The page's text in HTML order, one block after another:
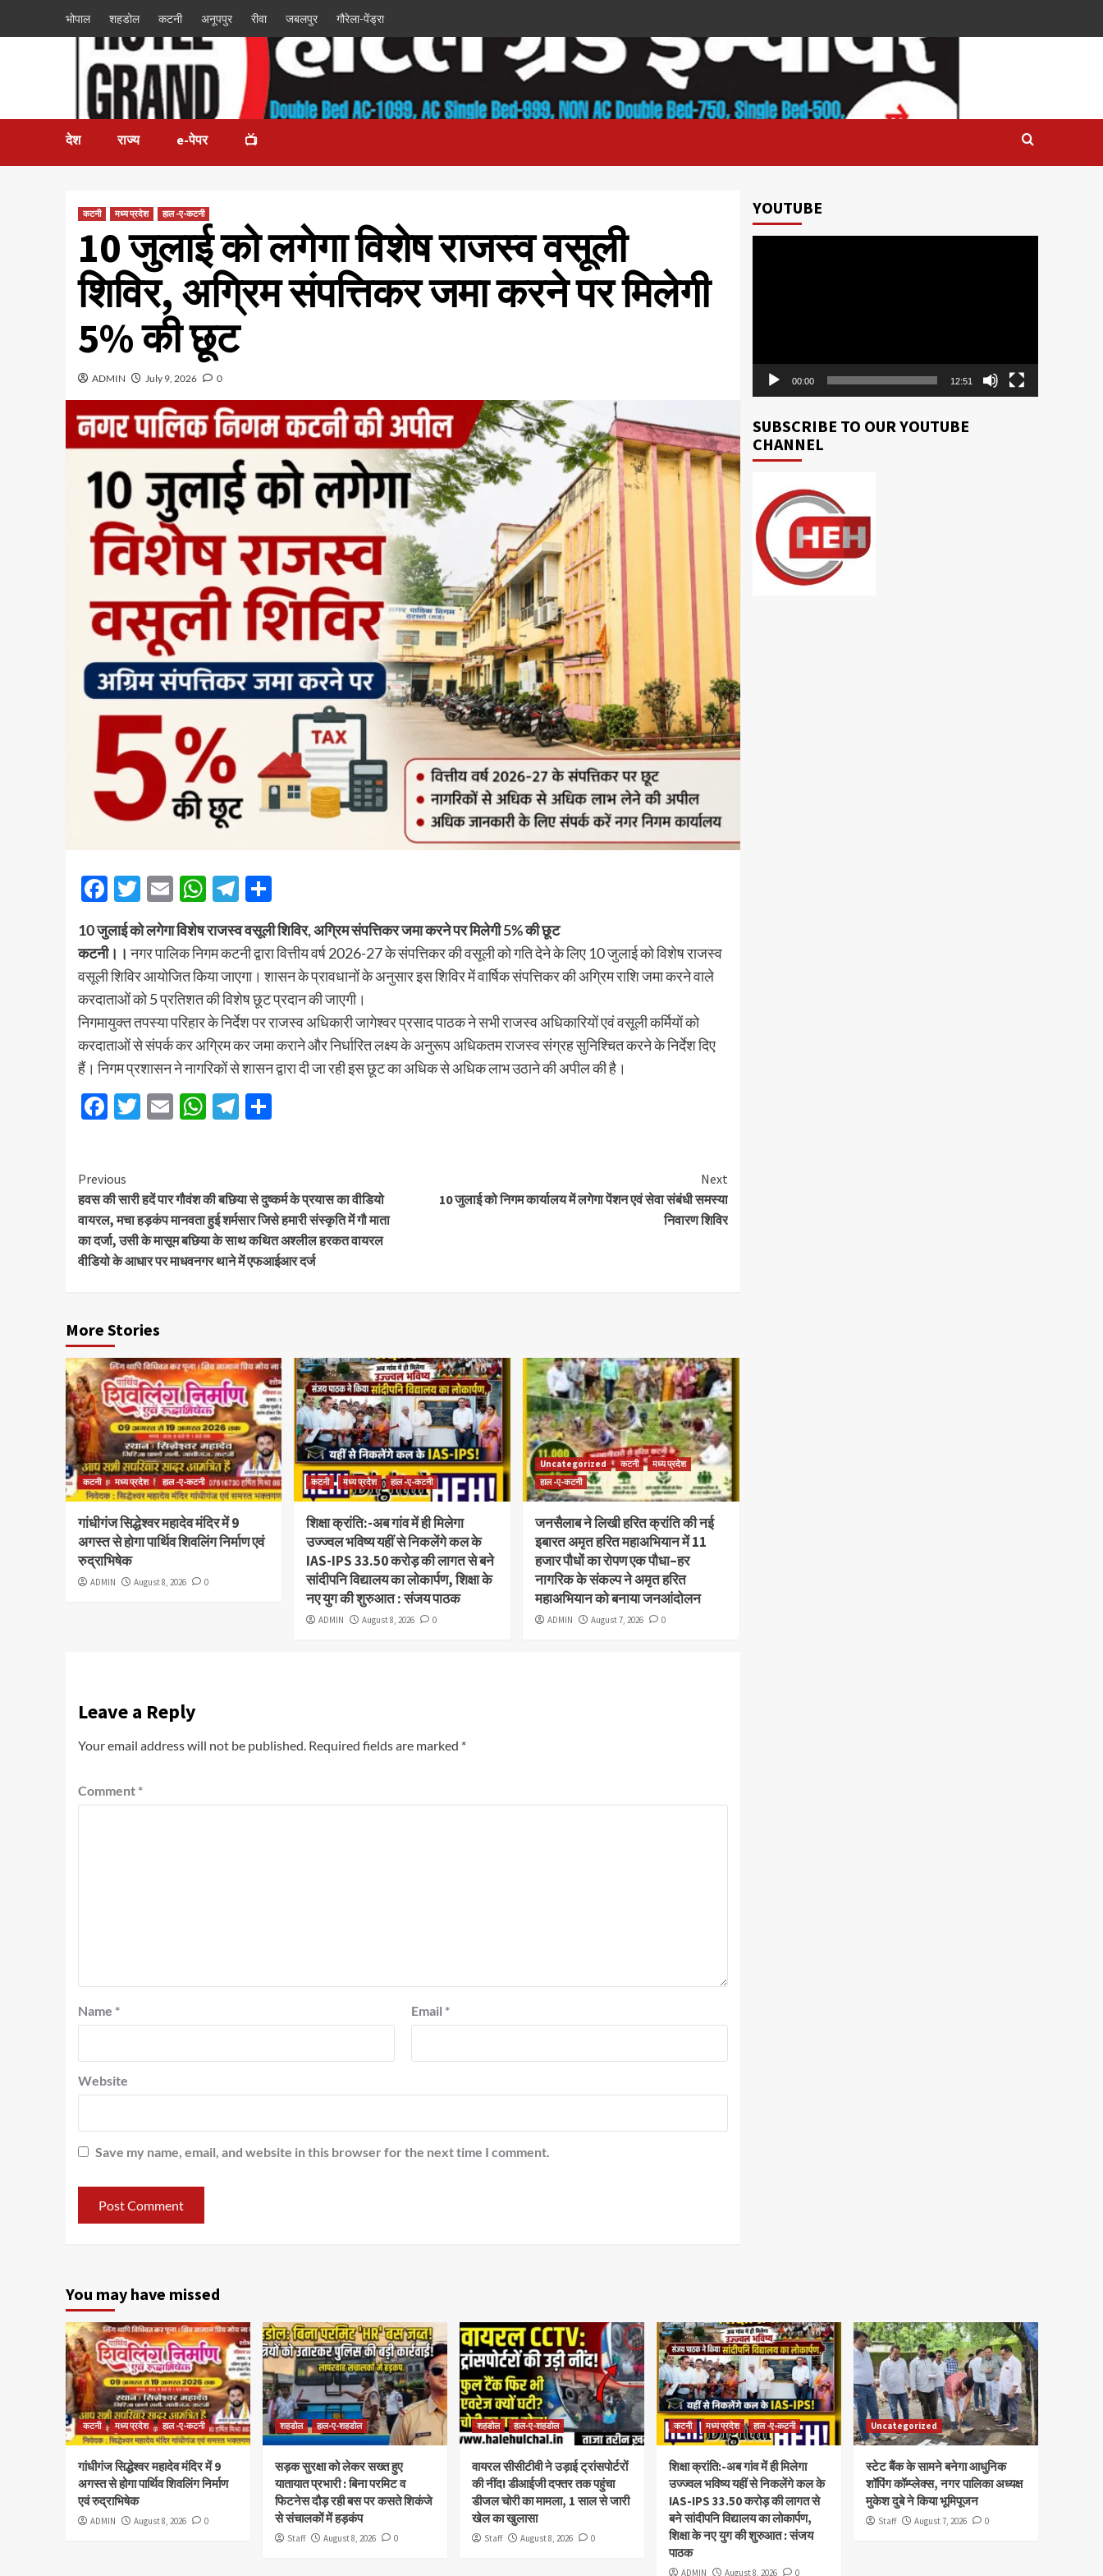
भोपाल शहडोल कटनी अनूपपुर रीवा जबलपुर गौरेला-पेंड्रा
देश राज्य e-पेपर 📺
कटनी मध्य प्रदेश हाल -ए-कटनी
10 जुलाई को लगेगा विशेष राजस्व वसूली
शिविर, अग्रिम संपत्तिकर जमा करने पर मिलेगी
5% की छूट
ADMIN July 9, 2026 0
Facebook
Twitter
EmailWhatsApp
Telegram
Share
10 जुलाई को लगेगा विशेष राजस्व वसूली शिविर, अग्रिम संपत्तिकर जमा करने पर मिलेगी 5% की छूट
कटनी।।नगर पालिक निगम कटनी द्वारा वित्तीय वर्ष 2026-27 के संपत्तिकर की वसूली को गति देने के लिए 10 जुलाई को विशेष राजस्व
वसूली शिविर आयोजित किया जाएगा। शासन के प्रावधानों के अनुसार इस शिविर में वार्षिक संपत्तिकर की अग्रिम राशि जमा करने वाले
करदाताओं को 5 प्रतिशत की विशेष छूट प्रदान की जाएगी।
निगमायुक्त तपस्या परिहार के निर्देश पर राजस्व अधिकारी जागेश्वर प्रसाद पाठक ने सभी राजस्व अधिकारियों एवं वसूली कर्मियों को
करदाताओं से संपर्क कर अग्रिम कर जमा कराने और निर्धारित लक्ष्य के अनुरूप अधिकतम राजस्व संग्रह सुनिश्चित करने के निर्देश दिए
हैं। निगम प्रशासन ने नागरिकों से शासन द्वारा दी जा रही इस छूट का अधिक से अधिक लाभ उठाने की अपील की है।
Facebook
Twitter
EmailWhatsApp
Telegram
Share
Previous
हवस की सारी हदें पार गौवंश की बछिया से दुष्कर्म के प्रयास का वीडियो
वायरल, मचा हड़कंप मानवता हुई शर्मसार जिसे हमारी संस्कृति में गौ माता
का दर्जा, उसी के मासूम बछिया के साथ कथित अश्लील हरकत वायरल
वीडियो के आधार पर माधवनगर थाने में एफआईआर दर्ज
Next
10 जुलाई को निगम कार्यालय में लगेगा पेंशन एवं सेवा संबंधी समस्या
निवारण शिविर
More Stories
कटनी मध्य प्रदेश हाल -ए-कटनी
गांधीगंज सिद्धेश्वर महादेव मंदिर में 9
अगस्त से होगा पार्थिव शिवलिंग निर्माण एवं
रुद्राभिषेक
ADMIN August 8, 2026 0
कटनी मध्य प्रदेश हाल -ए-कटनी
शिक्षा क्रांति:-अब गांव में ही मिलेगा
उज्ज्वल भविष्य यहीं से निकलेंगे कल के
IAS-IPS 33.50 करोड़ की लागत से बने
सांदीपनि विद्यालय का लोकार्पण, शिक्षा के
नए युग की शुरुआत : संजय पाठक
ADMIN August 8, 2026 0
Uncategorized कटनी
मध्य प्रदेश
हाल -ए-कटनी
जनसैलाब ने लिखी हरित क्रांति की नई
इबारत अमृत हरित महाअभियान में 11
हजार पौधों का रोपण एक पौधा–हर
नागरिक के संकल्प ने अमृत हरित
महाअभियान को बनाया जनआंदोलन
ADMIN August 7, 2026 0
Leave a Reply
Your email address will not be published. Required fields are marked *
Comment *
Name * Email *
Website
Save my name, email, and website in this browser for the next time I comment.
YOUTUBE
00:00 12:51
SUBSCRIBE TO OUR YOUTUBE
CHANNEL
You may have missed
कटनी मध्य प्रदेश हाल -ए-कटनी
गांधीगंज सिद्धेश्वर महादेव मंदिर में 9
अगस्त से होगा पार्थिव शिवलिंग निर्माण
एवं रुद्राभिषेक
ADMIN August 8, 2026 0
शहडोल हाल-ए-शहडोल
सड़क सुरक्षा को लेकर सख्त हुए
यातायात प्रभारी : बिना परमिट व
फिटनेस दौड़ रही बस पर कसते शिकंजे
से संचालकों में हड़कंप
Staff August 8, 2026 0
शहडोल हाल-ए-शहडोल
वायरल सीसीटीवी ने उड़ाई ट्रांसपोर्टरों
की नींद! डीआईजी दफ्तर तक पहुंचा
डीजल चोरी का मामला, 1 साल से जारी
खेल का खुलासा
Staff August 8, 2026 0
कटनी मध्य प्रदेश हाल -ए-कटनी
शिक्षा क्रांति:-अब गांव में ही मिलेगा
उज्ज्वल भविष्य यहीं से निकलेंगे कल के
IAS-IPS 33.50 करोड़ की लागत से
बने सांदीपनि विद्यालय का लोकार्पण,
शिक्षा के नए युग की शुरुआत : संजय
पाठक
ADMIN August 8, 2026 0
Uncategorized
स्टेट बैंक के सामने बनेगा आधुनिक
शॉपिंग कॉम्प्लेक्स, नगर पालिका अध्यक्ष
मुकेश दुबे ने किया भूमिपूजन
Staff August 7, 2026 0